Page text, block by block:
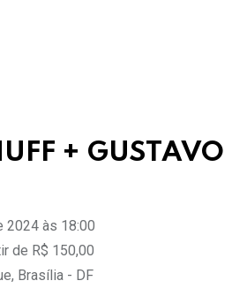
+ GUSTAVO
2024 às 18:00
de R$ 150,00
Brasília - DF